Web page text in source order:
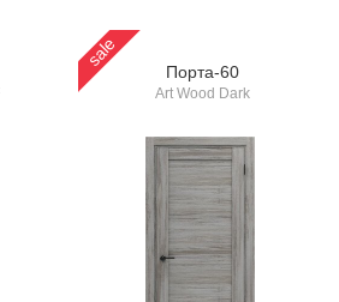
sale
Порта-60
Art Wood Dark